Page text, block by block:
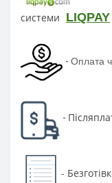
системи LIQPAY
- Оплата
-
-